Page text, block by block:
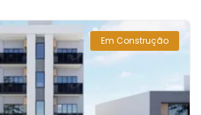
Em Construção